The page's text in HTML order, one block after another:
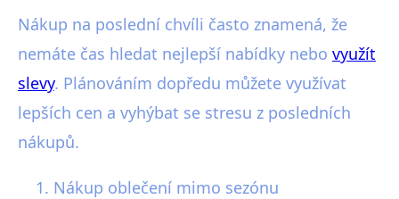
Nákup na poslední chvíli často znamená, že
nemáte čas hledat nejlepší nabídky nebo využít
slevy. Plánováním dopředu můžete využívat
lepších cen a vyhýbat se stresu z posledních
nákupů.
Nákup oblečení mimo sezónu